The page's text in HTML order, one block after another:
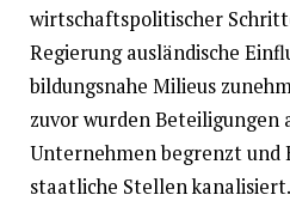
wirtschaftspolitischer
Regierung ausländische
bildungsnahe Milieus
zuvor wurden Beteiligungen
Unternehmen begrenzt und
staatliche Stellen